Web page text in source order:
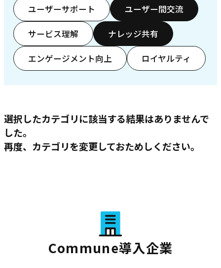
ユーザーサポート ユーザー間交流
サービス理解 ナレッジ共有
エンゲージメント向上 ロイヤルティ
選択したカテゴリに該当する結果はありませんで
した。
再度、カテゴリを変更しておためしください。
Commune導入企業